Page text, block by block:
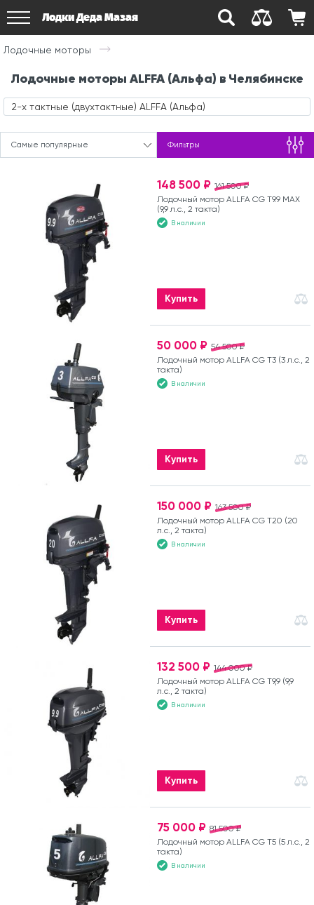
Лодки Деда Мазая
Лодочные моторы
Лодочные моторы ALFFA (Альфа) в Челябинске
2-х тактные (двухтактные) ALFFA (Альфа)
Самые популярные Фильтры
161 500 ₽
148 500 ₽
Лодочный мотор ALLFA CG T9.9 MAX
(9,9 л.с., 2 такта)
В наличии
Купить
54 500 ₽
50 000 ₽
Лодочный мотор ALLFA CG T3 (3 л.с., 2
такта)
В наличии
Купить
163 500 ₽
150 000 ₽
Лодочный мотор ALLFA CG T20 (20
л.с., 2 такта)
В наличии
Купить
144 000 ₽
132 500 ₽
Лодочный мотор ALLFA CG T9,9 (9,9
л.с., 2 такта)
В наличии
Купить
81 500 ₽
75 000 ₽
Лодочный мотор ALLFA CG T5 (5 л.с., 2
такта)
В наличии